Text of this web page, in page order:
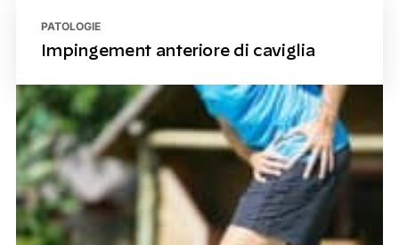
PATOLOGIE
Impingement anteriore di caviglia